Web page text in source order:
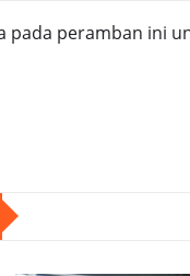
pada peramban ini